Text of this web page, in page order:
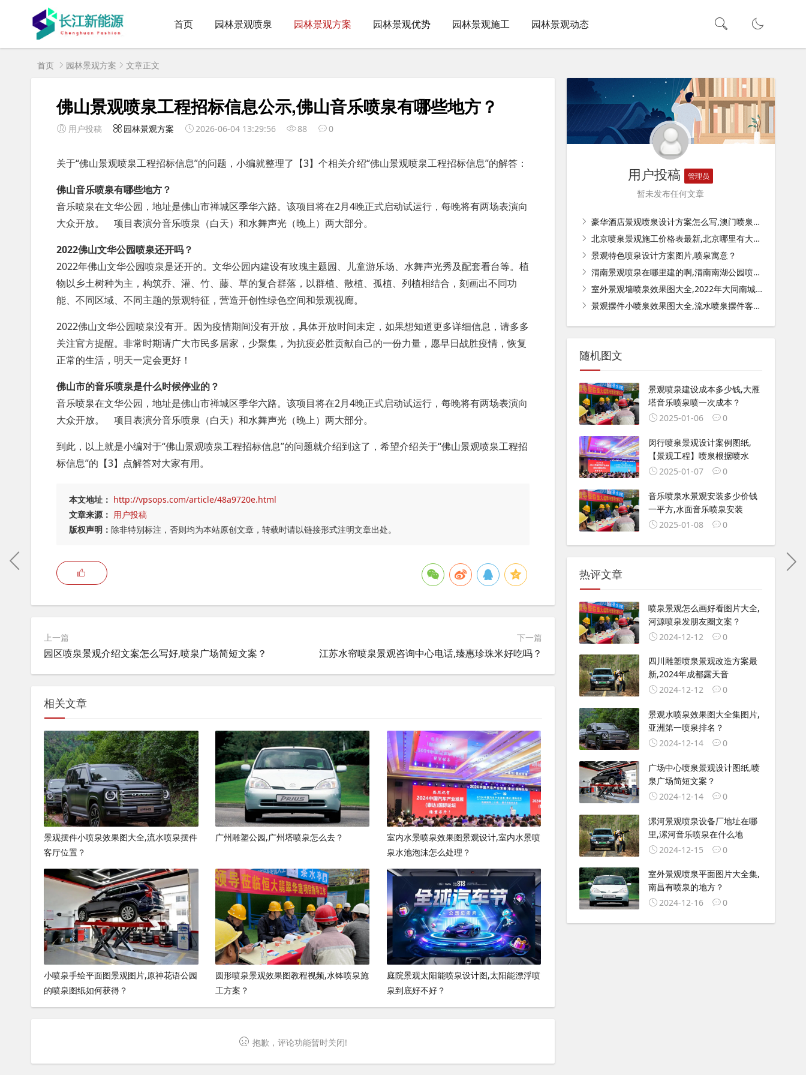
首页 园林景观喷泉 园林景观方案 园林景观优势 园林景观施工 园林景观动态
首页 园林景观方案 文章正文
佛山景观喷泉工程招标信息公示,佛山音乐喷泉有哪些地方？
用户投稿 园林景观方案 2026-06-04 13:29:56 88 0
关于“佛山景观喷泉工程招标信息”的问题，小编就整理了【3】个相关介绍“佛山景观喷泉工程招标信息”的解答：
佛山音乐喷泉有哪些地方？
音乐喷泉在文华公园，地址是佛山市禅城区季华六路。该项目将在2月4晚正式启动试运行，每晚将有两场表演向
大众开放。 项目表演分音乐喷泉（白天）和水舞声光（晚上）两大部分。
2022佛山文华公园喷泉还开吗？
2022年佛山文华公园喷泉是还开的。文华公园内建设有玫瑰主题园、儿童游乐场、水舞声光秀及配套看台等。植
物以乡土树种为主，构筑乔、灌、竹、藤、草的复合群落，以群植、散植、孤植、列植相结合，刻画出不同功
能、不同区域、不同主题的景观特征，营造开创性绿色空间和景观视廊。
2022佛山文华公园喷泉没有开。因为疫情期间没有开放，具体开放时间未定，如果想知道更多详细信息，请多多
关注官方提醒。非常时期请广大市民多居家，少聚集，为抗疫必胜贡献自己的一份力量，愿早日战胜疫情，恢复
正常的生活，明天一定会更好！
佛山市的音乐喷泉是什么时候停业的？
音乐喷泉在文华公园，地址是佛山市禅城区季华六路。该项目将在2月4晚正式启动试运行，每晚将有两场表演向
大众开放。 项目表演分音乐喷泉（白天）和水舞声光（晚上）两大部分。
到此，以上就是小编对于“佛山景观喷泉工程招标信息”的问题就介绍到这了，希望介绍关于“佛山景观喷泉工程招
标信息”的【3】点解答对大家有用。
本文地址： http://vpsops.com/article/48a9720e.html
文章来源： 用户投稿
版权声明： 除非特别标注，否则均为本站原创文章，转载时请以链接形式注明文章出处。
上一篇
园区喷泉景观介绍文案怎么写好,喷泉广场简短文案？
下一篇
江苏水帘喷泉景观咨询中心电话,臻惠珍珠米好吃吗？
相关文章
景观摆件小喷泉效果图大全,流水喷泉摆件
客厅位置？
广州雕塑公园,广州塔喷泉怎么去？
室内水景喷泉效果图景观设计,室内水景喷
泉水池泡沫怎么处理？
小喷泉手绘平面图景观图片,原神花语公园
的喷泉图纸如何获得？
圆形喷泉景观效果图教程视频,水钵喷泉施
工方案？
庭院景观太阳能喷泉设计图,太阳能漂浮喷
泉到底好不好？
抱歉，评论功能暂时关闭!
用户投稿 管理员
暂未发布任何文章
豪华酒店景观喷泉设计方案怎么写,澳门喷泉酒店是哪个？
北京喷泉景观施工价格表最新,北京哪里有大点的喷泉？
景观特色喷泉设计方案图片,喷泉寓意？
渭南景观喷泉在哪里建的啊,渭南南湖公园喷泉开放时间？
室外景观墙喷泉效果图大全,2022年大同南城墙喷泉开放时间？
景观摆件小喷泉效果图大全,流水喷泉摆件客厅位置？
随机图文
景观喷泉建设成本多少钱,大雁
塔音乐喷泉喷一次成本？
2025-01-06
0
闵行喷泉景观设计案例图纸,
【景观工程】喷泉根据喷水
2025-01-07
0
音乐喷泉水景观安装多少价钱
一平方,水面音乐喷泉安装
2025-01-08
0
热评文章
喷泉景观怎么画好看图片大全,
河源喷泉发朋友圈文案？
2024-12-12
0
四川雕塑喷泉景观改造方案最
新,2024年成都露天音
2024-12-12
0
景观水喷泉效果图大全集图片,
亚洲第一喷泉排名？
2024-12-14
0
广场中心喷泉景观设计图纸,喷
泉广场简短文案？
2024-12-14
0
漯河景观喷泉设备厂地址在哪
里,漯河音乐喷泉在什么地
2024-12-15
0
室外景观喷泉平面图片大全集,
南昌有喷泉的地方？
2024-12-16
0